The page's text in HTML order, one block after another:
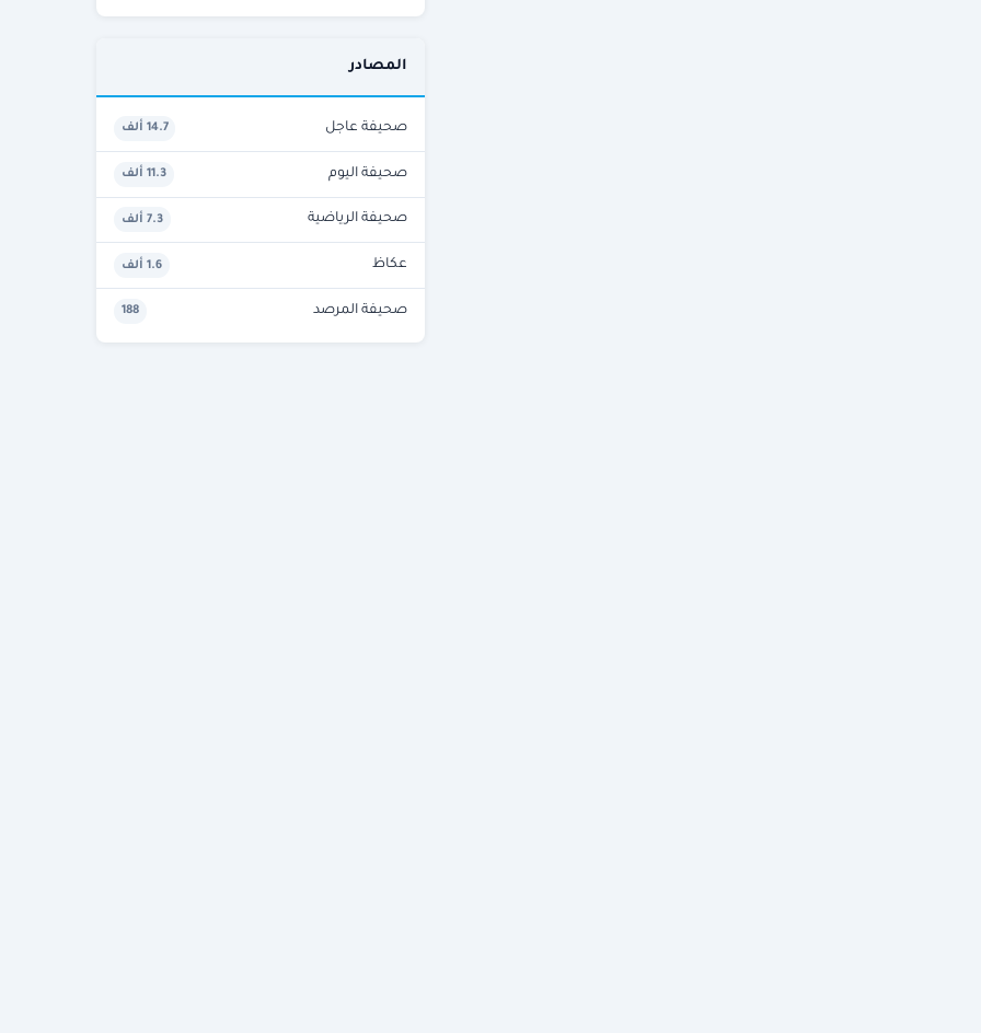
المصادر
صحيفة عاجل 14.7 ألف
صحيفة اليوم 11.3 ألف
صحيفة الرياضية 7.3 ألف
عكاظ 1.6 ألف
صحيفة المرصد 188